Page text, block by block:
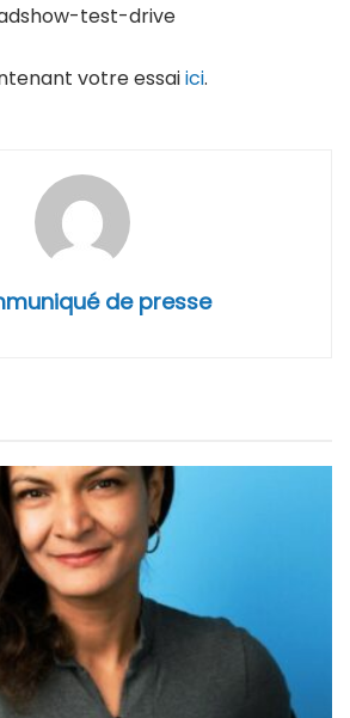
test-drive
votre essaiici.
de presse